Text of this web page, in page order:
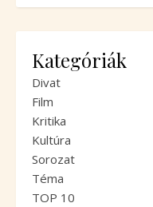
Kategóriák
Divat
Film
Kritika
Kultúra
Sorozat
Téma
TOP 10